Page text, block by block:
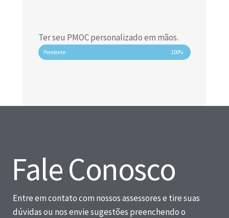
Ter seu PMOC personalizado em mãos.
Pendente 100%
Fale Conosco
Entre em contato com nossos assessores e tire suas
dúvidas ou nos envie sugestões preenchendo o